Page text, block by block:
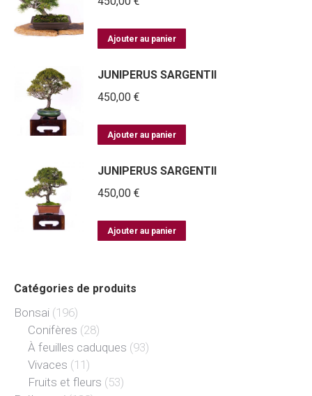
Ajouter au panier
JUNIPERUS SARGENTII
450,00 €
Ajouter au panier
JUNIPERUS SARGENTII
450,00 €
Ajouter au panier
Catégories de produits
Bonsai (196)
Conifères (28)
À feuilles caduques (93)
Vivaces (11)
Fruits et fleurs (53)